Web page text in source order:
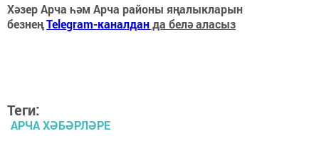
Хәзер Арча һәм Арча районы яңалыкларын
безнеңTelegram-каналданда белә аласыз
Теги:
АРЧА ХӘБӘРЛӘРЕ